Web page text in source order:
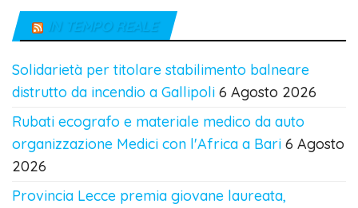
IN TEMPO REALE
Solidarietà per titolare stabilimento balneare
distrutto da incendio a Gallipoli 6 Agosto 2026
Rubati ecografo e materiale medico da auto
organizzazione Medici con l'Africa a Bari 6 Agosto
2026
Provincia Lecce premia giovane laureata,